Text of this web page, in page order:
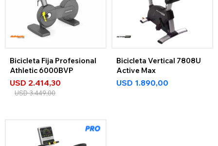
Bicicleta Fija Profesional
Athletic 6000BVP
USD 2.414,30
USD3.449,00
Bicicleta Vertical 7808U
Active Max
USD 1.890,00